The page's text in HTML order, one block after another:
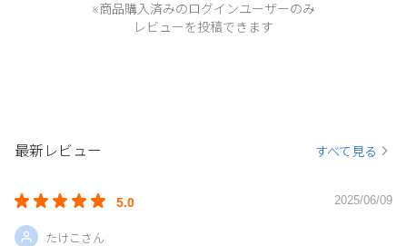
※商品購入済みのログインユーザーのみ
レビューを投稿できます
最新レビュー すべて見る
5.0 2025/06/09
たけこさん